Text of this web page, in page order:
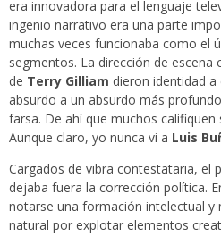
era innovadora para el lenguaje
ingenio narrativo era una parte
muchas veces funcionaba como el
segmentos. La dirección de escena
de Terry Gilliam dieron identidad a
absurdo a un absurdo más
farsa. De ahí que muchos
Aunque claro, yo nunca vi a Luis
Cargados de vibra contestataria, el
dejaba fuera la corrección política.
notarse una formación intelectual y
natural por explotar elementos